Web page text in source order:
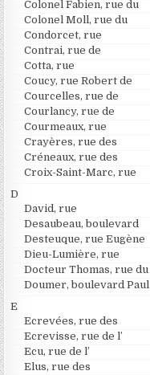
Colonel Fabien, rue du
Colonel Moll, rue du
Condorcet, rue
Contrai, rue de
Cotta, rue
Coucy, rue Robert de
Courcelles, rue de
Courlancy, rue de
Courmeaux, rue
Crayères, rue des
Créneaux, rue des
Croix-Saint-Marc, rue
D
David, rue
Desaubeau, boulevard
Desteuque, rue Eugène
Dieu-Lumière, rue
Docteur Thomas, rue du
Doumer, boulevard Paul
E
Ecrevées, rue des
Ecrevisse, rue de l’
Ecu, rue de l’
Elus, rue des